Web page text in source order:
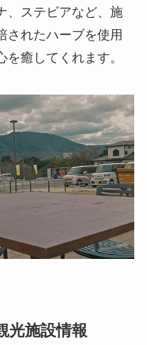
、ステビアなど、施
されたハーブを使用
癒してくれます。
光施設情報